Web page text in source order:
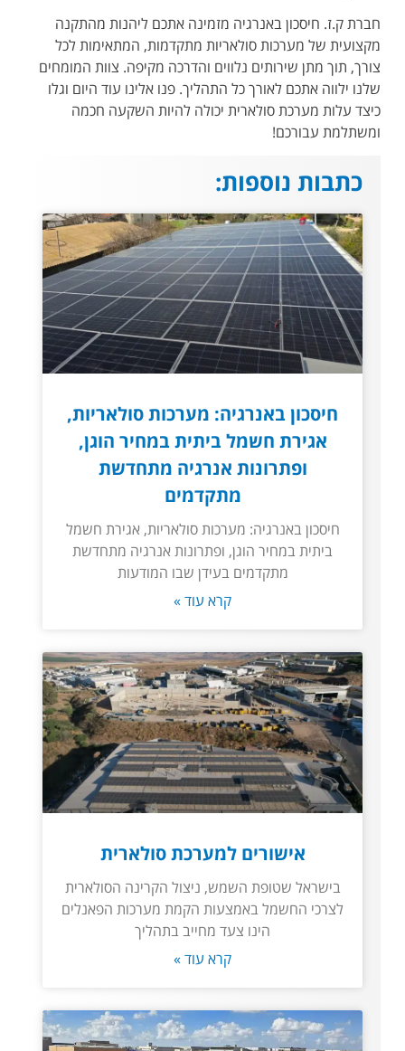
חברת ק.ז. חיסכון באנרגיה מזמינה אתכם ליהנות מהתקנה
מקצועית של מערכות סולאריות מתקדמות, המתאימות לכל
צורך, תוך מתן שירותים נלווים והדרכה מקיפה. צוות המומחים
שלנו ילווה אתכם לאורך כל התהליך. פנו אלינו עוד היום וגלו
כיצד עלות מערכת סולארית יכולה להיות השקעה חכמה
ומשתלמת עבורכם!
כתבות נוספות:
חיסכון באנרגיה: מערכות סולאריות,
אגירת חשמל ביתית במחיר הוגן,
ופתרונות אנרגיה מתחדשת
מתקדמים
חיסכון באנרגיה: מערכות סולאריות, אגירת חשמל
ביתית במחיר הוגן, ופתרונות אנרגיה מתחדשת
מתקדמים בעידן שבו המודעות
קרא עוד »
אישורים למערכת סולארית
בישראל שטופת השמש, ניצול הקרינה הסולארית
לצרכי החשמל באמצעות הקמת מערכות הפאנלים
הינו צעד מחייב בתהליך
קרא עוד »